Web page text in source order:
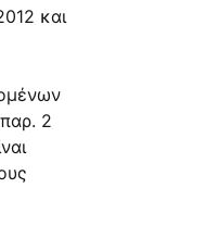
και
παρ. 2